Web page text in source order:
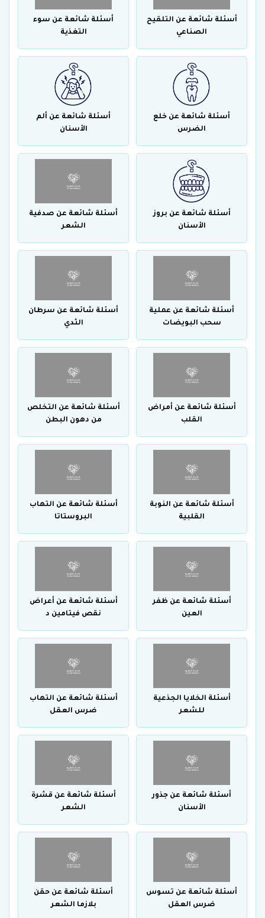
أسئلة شائعة عن التلقيح
الصناعي
أسئلة شائعة عن سوء
التغذية
أسئلة شائعة عن خلع
الضرس
أسئلة شائعة عن ألم
الأسنان
أسئلة شائعة عن بروز
الأسنان
أسئلة شائعة عن صدفية
الشعر
أسئلة شائعة عن عملية
سحب البويضات
أسئلة شائعة عن سرطان
الثدي
أسئلة شائعة عن أمراض
القلب
أسئلة شائعة عن التخلص
من دهون البطن
أسئلة شائعة عن النوبة
القلبية
أسئلة شائعة عن التهاب
البروستاتا
أسئلة شائعة عن ظفر
العين
أسئلة شائعة عن أعراض
نقص فيتامين د
أسئلة الخلايا الجذعية
للشعر
أسئلة شائعة عن التهاب
ضرس العقل
أسئلة شائعة عن جذور
الأسنان
أسئلة شائعة عن قشرة
الشعر
أسئلة شائعة عن تسوس
ضرس العقل
أسئلة شائعة عن حقن
بلازما الشعر